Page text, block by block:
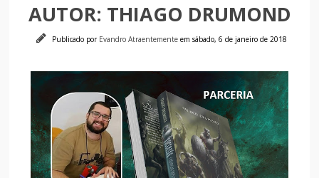
AUTOR: THIAGO DRUMOND
Publicado por Evandro Atraentemente em sábado, 6 de janeiro de 2018